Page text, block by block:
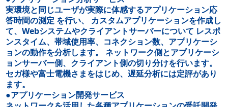
実環境と同じユーザが実際に体感するアプリケーション応
答時間の測定 を行い、 カスタムアプリケーションを作成し
て、Webシステムやクライアントサーバーについて レスポ
ンスタイム、帯域使用率、コネクション数、アプリケーシ
ョンの動作を分析します。 ネットワーク側とアプリケーシ
ョンサーバー側、クライアント側の切り分けを行います。
セガ様や富士電機さまをはじめ、遅延分析には定評があり
ます。
●アプリケーション開発サービス